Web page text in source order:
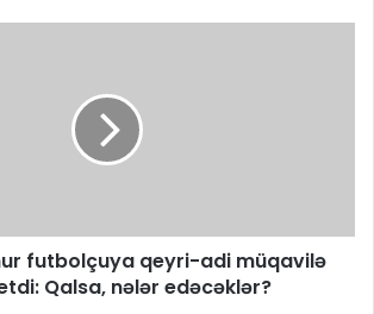
futbolçuya qeyri-adi müqavilə
Qalsa, nələr edəcəklər?